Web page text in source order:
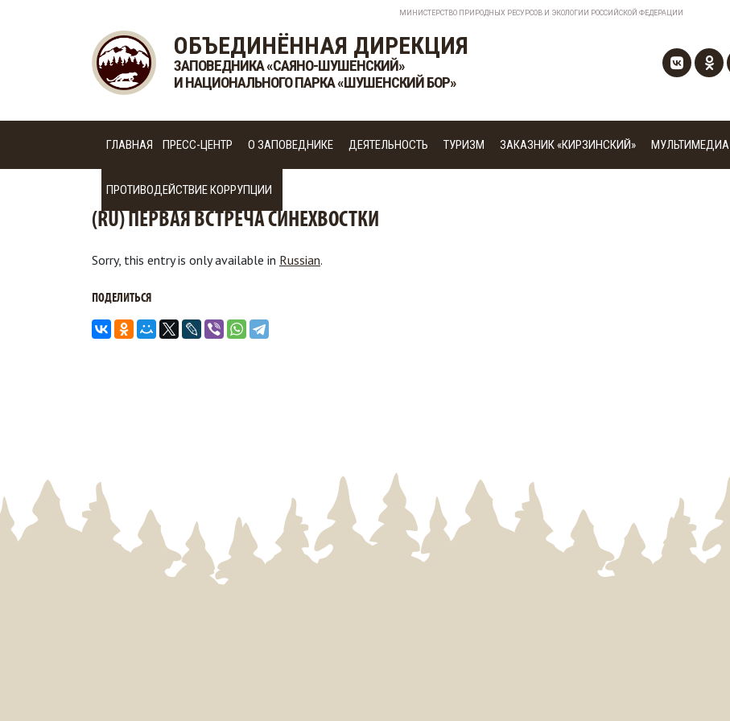
МИНИСТЕРСТВО ПРИРОДНЫХ РЕСУРСОВ И ЭКОЛОГИИ РОССИЙСКОЙ ФЕДЕРАЦИИ
ОБЪЕДИНЁННАЯ ДИРЕКЦИЯ
ЗАПОВЕДНИКА «САЯНО-ШУШЕНСКИЙ»
И НАЦИОНАЛЬНОГО ПАРКА «ШУШЕНСКИЙ БОР»
ГЛАВНАЯ ПРЕСС-ЦЕНТР О ЗАПОВЕДНИКЕ ДЕЯТЕЛЬНОСТЬ ТУРИЗМ ЗАКАЗНИК «КИРЗИНСКИЙ» МУЛЬТИМЕДИА
ПРОТИВОДЕЙСТВИЕ КОРРУПЦИИ
(RU) ПЕРВАЯ ВСТРЕЧА СИНЕХВОСТКИ
Sorry, this entry is only available in Russian.
ПОДЕЛИТЬСЯ